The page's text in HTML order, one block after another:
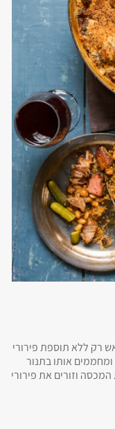
רק ללא תוספת פירורי
אותו בתנור
את המכסה וזורים את פירורי